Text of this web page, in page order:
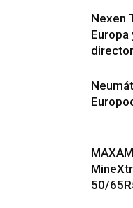
Nexen
Europa
50/